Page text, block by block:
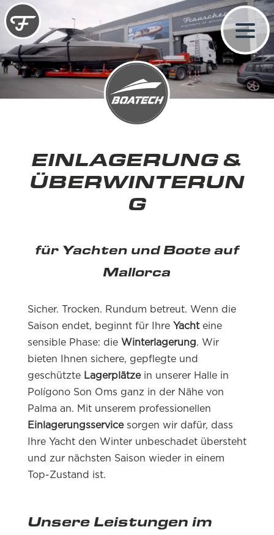
EINLAGERUNG &
ÜBERWINTERUN
G
für Yachten und Boote auf
Mallorca
Sicher. Trocken. Rundum betreut. Wenn die
Saison endet, beginnt für Ihre Yachteine
sensible Phase: die Winterlagerung. Wir
bieten Ihnen sichere, gepflegte und
geschützte Lagerplätzein unserer Halle in
Polígono Son Oms ganz in der Nähe von
Palma an. Mit unserem professionellen
Einlagerungsservicesorgen wir dafür, dass
Ihre Yacht den Winter unbeschadet übersteht
und zur nächsten Saison wieder in einem
Top-Zustand ist.
Unsere Leistungen im